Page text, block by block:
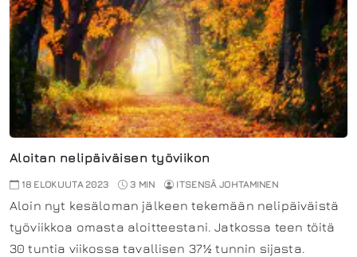
Aloitan nelipäiväisen työviikon
18 ELOKUUTA 2023 3 MIN ITSENSÄ JOHTAMINEN
Aloin nyt kesäloman jälkeen tekemään nelipäiväistä
työviikkoa omasta aloitteestani. Jatkossa teen töitä
30 tuntia viikossa tavallisen 37½ tunnin sijasta.